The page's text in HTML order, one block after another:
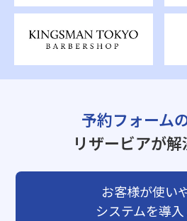
予約フォーム
リザービアが
お客様が使い
システムを導